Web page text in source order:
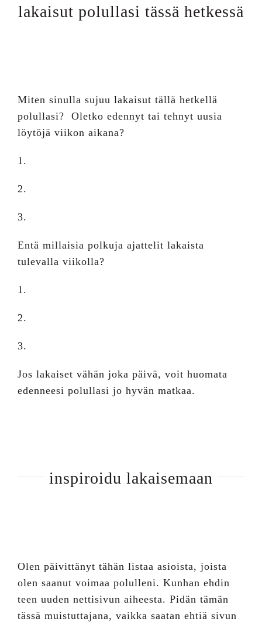
lakaisut polullasi tässä hetkessä
Miten sinulla sujuu lakaisut tällä hetkellä
polullasi? Oletko edennyt tai tehnyt uusia
löytöjä viikon aikana?
1.
2.
3.
Entä millaisia polkuja ajattelit lakaista
tulevalla viikolla?
1.
2.
3.
Jos lakaiset vähän joka päivä, voit huomata
edenneesi polullasi jo hyvän matkaa.
inspiroidu lakaisemaan
Olen päivittänyt tähän listaa asioista, joista
olen saanut voimaa polulleni. Kunhan ehdin
teen uuden nettisivun aiheesta. Pidän tämän
tässä muistuttajana, vaikka saatan ehtiä sivun